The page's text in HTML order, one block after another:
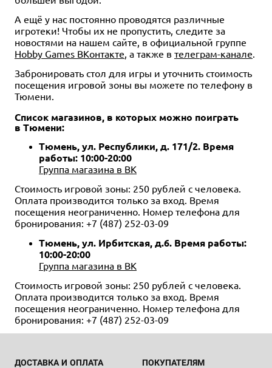
А ещё у нас постоянно проводятся различные
игротеки! Чтобы их не пропустить, следите за
новостями на нашем сайте, в официальной группе
Hobby Games ВКонтакте , а также в телеграм-канале
Забронировать стол для игры и уточнить стоимость
посещения игровой зоны вы можете по телефону в
Тюмени.
Список магазинов, в которых можно поиграть
в Тюмени:
Тюмень, ул. Республики, д. 171/2. Время
работы: 10:00-20:00
Группа магазина в ВК
Стоимость игровой зоны: 250 рублей с человека.
Оплата производится только за вход. Время
посещения неограниченно. Номер телефона для
бронирования: +7 (487) 252-03-09
Тюмень, ул. Ирбитская, д.6. Время работы:
10:00-20:00
Группа магазина в ВК
Стоимость игровой зоны: 250 рублей с человека.
Оплата производится только за вход. Время
посещения неограниченно. Номер телефона для
бронирования: +7 (487) 252-03-09
ДОСТАВКА И ОПЛАТА ПОКУПАТЕЛЯМ